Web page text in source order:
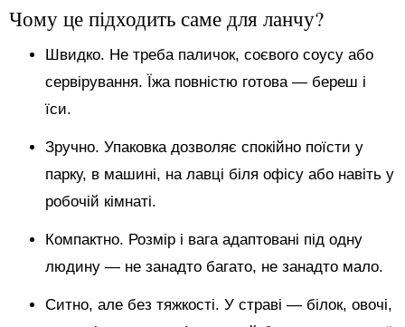
Чому це підходить саме для ланчу?
Швидко. Не треба паличок, соєвого соусу або
сервірування. Їжа повністю готова — береш і
їси.
Зручно. Упаковка дозволяє спокійно поїсти у
парку, в машині, на лавці біля офісу або навіть у
робочій кімнаті.
Компактно. Розмір і вага адаптовані під одну
людину — не занадто багато, не занадто мало.
Ситно, але без тяжкості. У страві — білок, овочі,